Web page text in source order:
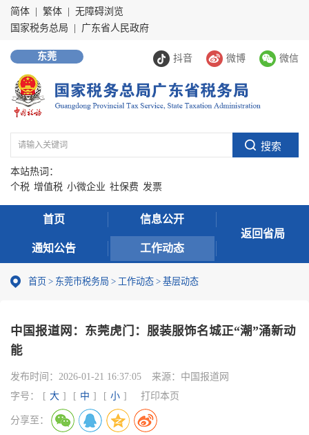
简体 繁体
无障碍浏览
国家税务总局
广东省人民政府
抖音 微博 微信
东莞
本站热词：
个税 增值税 小微企业 社保费 发票
首页 信息公开
通知公告 工作动态
返回省局
首页 > 东莞市税务局 > 工作动态 > 基层动态
中国报道网：东莞虎门：服装服饰名城正“潮”涌新动
能
发布时间： 2026-01-21 16:37:05 来源： 中国报道网
字号：
[ 大 ] [ 中 ] [ 小 ] 打印本页
分享至：